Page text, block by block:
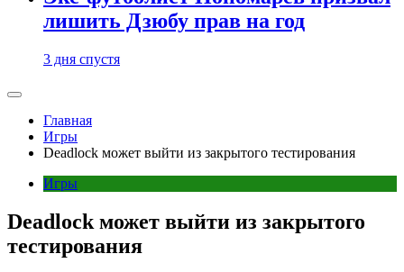
лишить Дзюбу прав на год
3 дня спустя
Главная
Игры
Deadlock может выйти из закрытого тестирования
Игры
Deadlock может выйти из закрытого
тестирования